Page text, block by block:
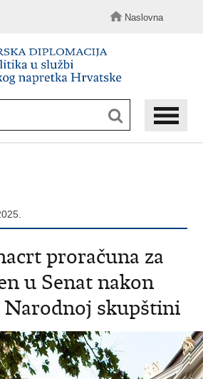
Naslovna
proračuna za
u Senat nakon
Narodnoj skupštini